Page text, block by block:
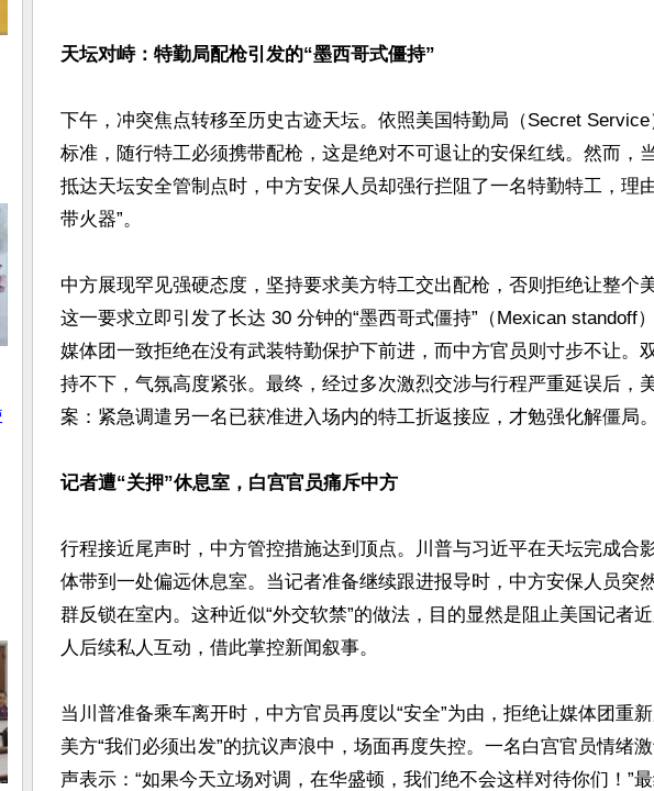
天坛对峙：特勤局配枪引发的“墨西哥式僵持”
下午，冲突焦点转移至历史古迹天坛。依照美国特勤局（Secret
标准，随行特工必须携带配枪，这是绝对不可退让的安保红线。然而，
抵达天坛安全管制点时，中方安保人员却强行拦阻了一名特勤特工，理
带火器”。
中方展现罕见强硬态度，坚持要求美方特工交出配枪，否则拒绝让整个
这一要求立即引发了长达 30 分钟的“墨西哥式僵持”（Mexican
媒体团一致拒绝在没有武装特勤保护下前进，而中方官员则寸步不让。
持不下，气氛高度紧张。最终，经过多次激烈交涉与行程严重延误后，
案：紧急调遣另一名已获准进入场内的特工折返接应，才勉强化解僵局。
记者遭“关押”休息室，白宫官员痛斥中方
行程接近尾声时，中方管控措施达到顶点。川普与习近平在天坛完成合
体带到一处偏远休息室。当记者准备继续跟进报导时，中方安保人员突
群反锁在室内。这种近似“外交软禁”的做法，目的显然是阻止美国记者
人后续私人互动，借此掌控新闻叙事。
当川普准备乘车离开时，中方官员再度以“安全”为由，拒绝让媒体团重
美方“我们必须出发”的抗议声浪中，场面再度失控。一名白宫官员情绪
声表示：“如果今天立场对调，在华盛顿，我们绝不会这样对待你们！”